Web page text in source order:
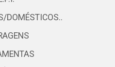
DOMÉSTICOS..